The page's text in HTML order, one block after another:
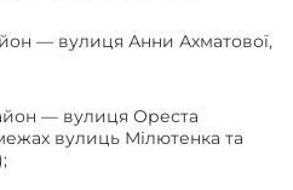
— вулиця Анни Ахматової,
— вулиця Ореста
вулиць Мілютенка та